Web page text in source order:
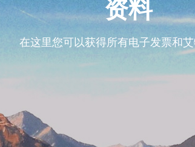
资料
在这里您可以获得所有电子发票和